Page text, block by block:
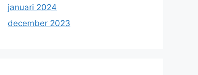
januari 2024
december 2023